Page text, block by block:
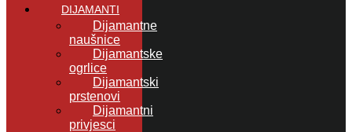
DIJAMANTI
Dijamantne
naušnice
Dijamantske
ogrlice
Dijamantski
prstenovi
Dijamantni
privjesci